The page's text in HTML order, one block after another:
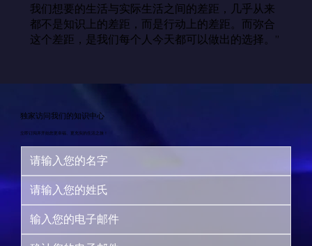
我们想要的生活与实际生活之间的差距，几乎从来
都不是知识上的差距，而是行动上的差距。而弥合
这个差距，是我们每个人今天都可以做出的选择。”
独家访问我们的知识中心
立即订阅并开始您更幸福、更充实的生活之旅！